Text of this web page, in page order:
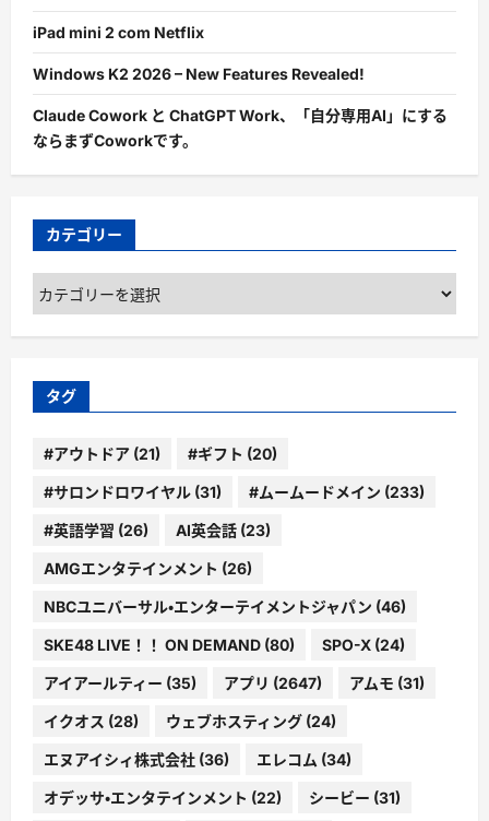
iPad mini 2 com Netflix
Windows K2 2026 – New Features Revealed!
Claude Cowork と ChatGPT Work、「自分専用AI」にする
ならまずCoworkです。
カテゴリー
カ
テ
ゴ
ー
タグ
#アウトドア (21) #ギフト (20)
#サロンドロワイヤル (31) #ムームードメイン (233)
#英語学習 (26) AI英会話 (23)
AMGエンタテインメント (26)
NBCユニバーサル・エンターテイメントジャパン (46)
SKE48 LIVE！！ ON DEMAND (80) SPO-X (24)
アイアールティー (35) アプリ (2647) アムモ (31)
イクオス (28) ウェブホスティング (24)
エヌアイシィ株式会社 (36) エレコム (34)
オデッサ・エンタテインメント (22) シービー (31)